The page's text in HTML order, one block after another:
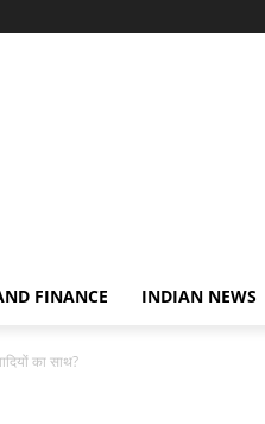
FINANCE INDIAN NEWS
का साथ?